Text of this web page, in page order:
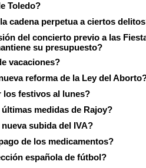
Toledo?
cadena perpetua a ciertos
del concierto previo a las
su presupuesto?
vacaciones?
reforma de la Ley del
los festivos al lunes?
medidas de Rajoy?
subida del IVA?
de los medicamentos?
española de fútbol?